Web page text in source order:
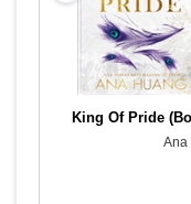
King Of Pride